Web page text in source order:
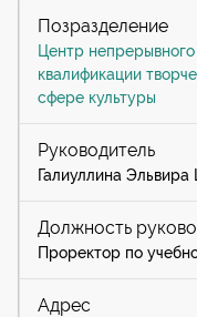
Центр
квалификации
сфере культуры
Галиуллина
Проректор по